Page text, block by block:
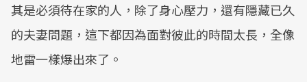
其是必須待在家的人，除了身心壓力，還有隱藏已久
的夫妻問題，這下都因為面對彼此的時間太長，全像
地雷一樣爆出來了。